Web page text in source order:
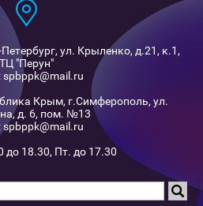
ул. Крыленко, д.21, к.1,
ТЦ "Перун"
spbppk@mail.ru
Крым, г.Симферополь, ул.
д. 6, пом. №13
spbppk@mail.ru
до 18.30, Пт. до 17.30